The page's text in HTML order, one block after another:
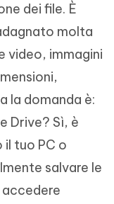
dei file. È
molta
video, immagini
la domanda è:
Drive? Sì, è
il tuo PC o
salvare le